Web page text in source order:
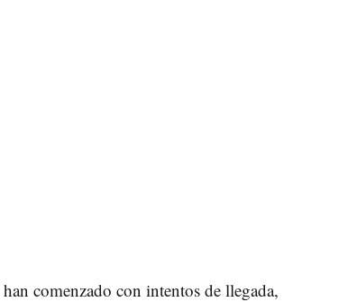
comenzado con intentos de llegada,